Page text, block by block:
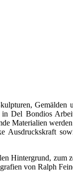
Gemälden
Del Bondios
Materialien werden
Ausdruckskraft
Hintergrund, zum
von Ralph